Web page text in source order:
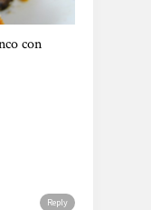
con
Reply